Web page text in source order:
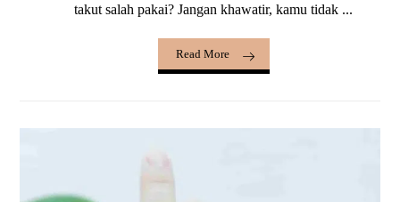
takut salah pakai? Jangan khawatir, kamu tidak ...
Read More